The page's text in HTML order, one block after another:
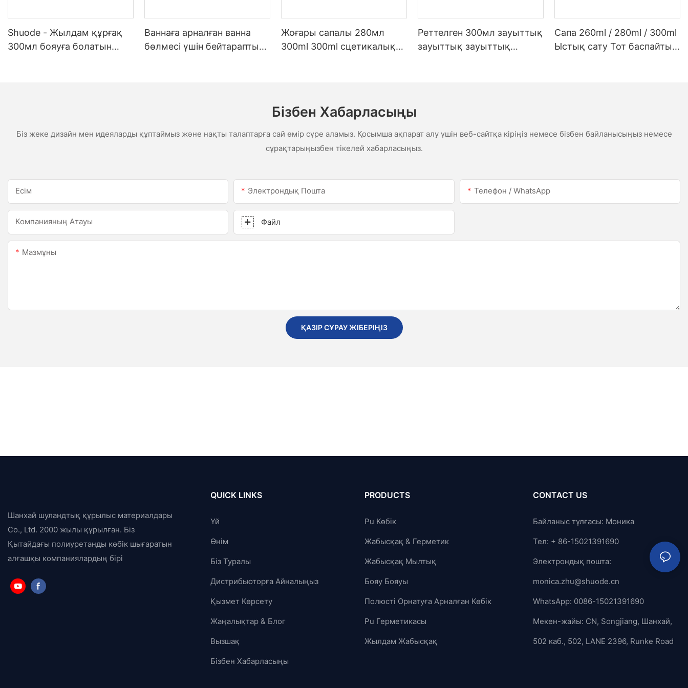
Shuode - Жылдам құрғақ
300мл бояуға болатын
Ваннаға арналған ванна
бөлмесі үшін бейтараптық
Жоғары сапалы 280мл
300ml 300ml сцетикалық
Реттелген 300мл зауыттық
зауыттық зауыттық
Сапа 260ml / 280ml / 300ml
Ыстық сату Тот баспайтын
Бізбен Хабарласыңы
Біз жеке дизайн мен идеяларды құптаймыз және нақты талаптарға сай өмір сүре аламыз. Қосымша ақпарат алу үшін веб-сайтқа кіріңіз немесе бізбен байланысыңыз немесе
сұрақтарыңызбен тікелей хабарласыңыз.
Есім Электрондық Пошта Телефон / WhatsApp
Компанияның Атауы Файл
Мазмұны
ҚАЗІР СҰРАУ ЖІБЕРІҢІЗ
Шанхай шуландтық құрылыс материалдары
Co., Ltd. 2000 жылы құрылған. Біз
Қытайдағы полиуретанды көбік шығаратын
алғашқы компаниялардың бірі
QUICK LINKS
Үй
Өнім
Біз Туралы
Дистрибьюторға Айналыңыз
Қызмет Көрсету
Жаңалықтар & Блог
Вызшақ
Бізбен Хабарласыңы
PRODUCTS
Pu Көбік
Жабысқақ & Герметик
Жабысқақ Мылтық
Бояу Бояуы
Полюсті Орнатуға Арналған Көбік
Pu Герметикасы
Жылдам Жабысқақ
CONTACT US
Байланыс тұлғасы: Моника
Тел: + 86-15021391690
Электрондық пошта:
monica.zhu@shuode.cn
WhatsApp: 0086-15021391690
Мекен-жайы: CN, Songjiang, Шанхай,
502 каб., 502, LANE 2396, Runke Road